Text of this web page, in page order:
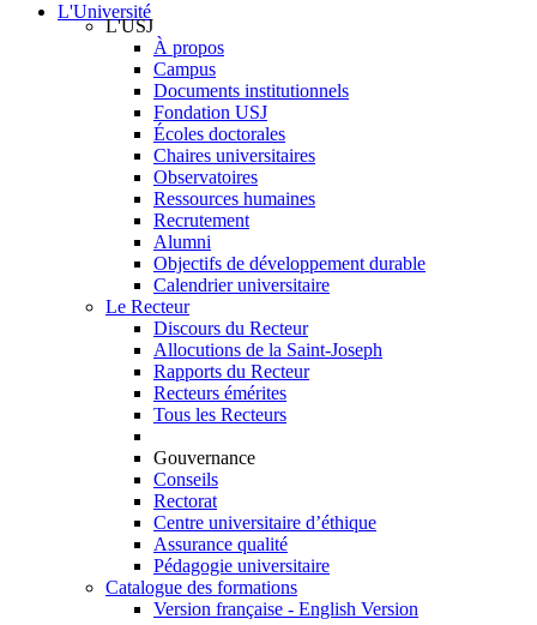
L'Université
L'USJ
À propos
Campus
Documents institutionnels
Fondation USJ
Écoles doctorales
Chaires universitaires
Observatoires
Ressources humaines
Recrutement
Alumni
Objectifs de développement durable
Calendrier universitaire
Le Recteur
Discours du Recteur
Allocutions de la Saint-Joseph
Rapports du Recteur
Recteurs émérites
Tous les Recteurs
Gouvernance
Conseils
Rectorat
Centre universitaire d’éthique
Assurance qualité
Pédagogie universitaire
Catalogue des formations
Version française - English Version